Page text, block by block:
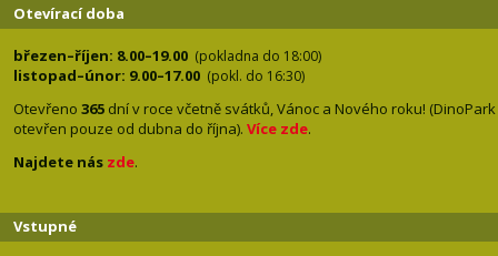
Otevírací doba
březen–říjen: 8.00–19.00 (pokladna do 18:00)
listopad–únor: 9.00–17.00 (pokl. do 16:30)
Otevřeno 365 dní v roce včetně svátků, Vánoc a Nového roku! (DinoPark
otevřen pouze od dubna do října). Více zde.
Najdete nás zde.
Vstupné